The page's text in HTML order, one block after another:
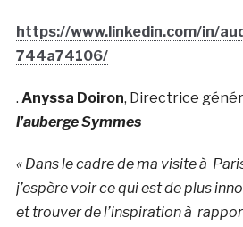
https://www.linkedin.com/in/
744a74106/
. Anyssa Doiron, Directrice
l’auberge Symmes
« Dans le cadre de ma visite à
j’espère voir ce qui est de plus
et trouver de l’inspiration à